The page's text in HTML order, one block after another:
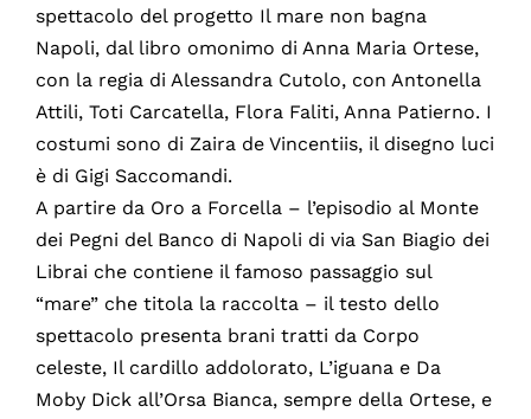
spettacolo del progetto Il mare non bagna
Napoli, dal libro omonimo di Anna Maria Ortese,
con la regia di Alessandra Cutolo, con Antonella
Attili, Toti Carcatella, Flora Faliti, Anna Patierno. I
costumi sono di Zaira de Vincentiis, il disegno luci
è di Gigi Saccomandi.
A partire da Oro a Forcella – l’episodio al Monte
dei Pegni del Banco di Napoli di via San Biagio dei
Librai che contiene il famoso passaggio sul
“mare” che titola la raccolta – il testo dello
spettacolo presenta brani tratti da Corpo
celeste, Il cardillo addolorato, L’iguana e Da
Moby Dick all’Orsa Bianca, sempre della Ortese, e